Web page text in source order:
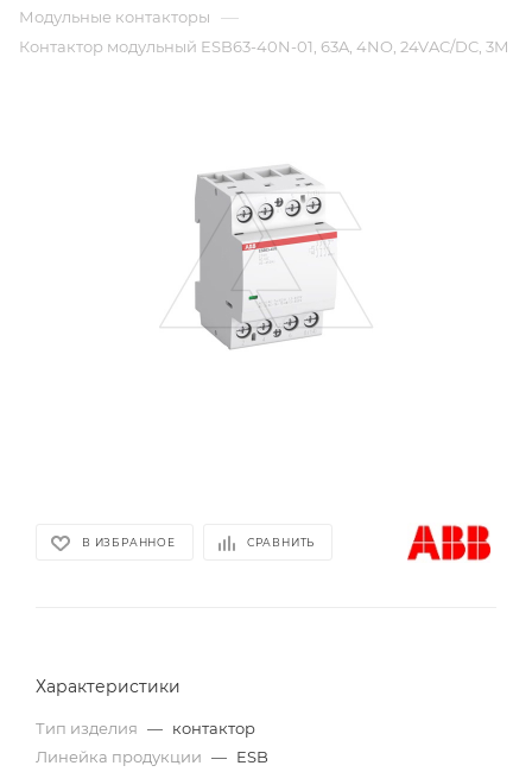
Модульные контакторы —
Контактор модульный ESB63-40N-01, 63A, 4NO, 24VAC/DC, 3M
В ИЗБРАННОЕ СРАВНИТЬ
Характеристики
Тип изделия — контактор
Линейка продукции — ESB